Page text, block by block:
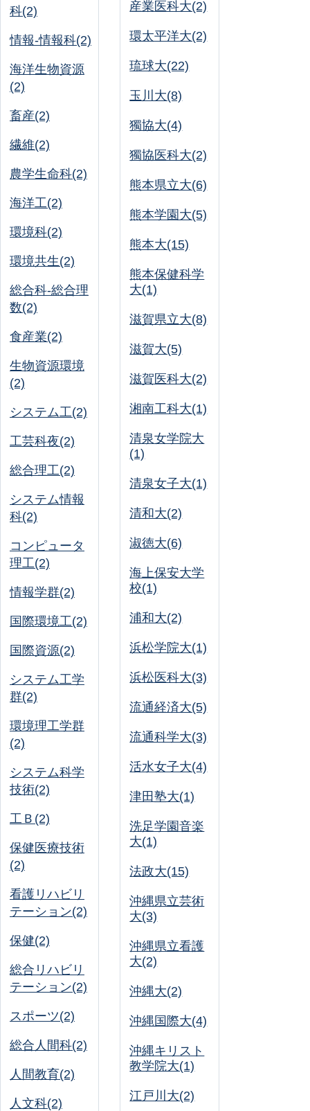
科(2)
情報-情報科(2)
海洋生物資源
(2)
畜産(2)
繊維(2)
農学生命科(2)
海洋工(2)
環境科(2)
環境共生(2)
総合科-総合理
数(2)
食産業(2)
生物資源環境
(2)
システム工(2)
工芸科夜(2)
総合理工(2)
システム情報
科(2)
コンピュータ
理工(2)
情報学群(2)
国際環境工(2)
国際資源(2)
システム工学
群(2)
環境理工学群
(2)
システム科学
技術(2)
工Ｂ(2)
保健医療技術
(2)
看護リハビリ
テーション(2)
保健(2)
総合リハビリ
テーション(2)
スポーツ(2)
総合人間科(2)
人間教育(2)
人文科(2)
産業医科大(2)
環太平洋大(2)
琉球大(22)
玉川大(8)
獨協大(4)
獨協医科大(2)
熊本県立大(6)
熊本学園大(5)
熊本大(15)
熊本保健科学
大(1)
滋賀県立大(8)
滋賀大(5)
滋賀医科大(2)
湘南工科大(1)
清泉女学院大
(1)
清泉女子大(1)
清和大(2)
淑徳大(6)
海上保安大学
校(1)
浦和大(2)
浜松学院大(1)
浜松医科大(3)
流通経済大(5)
流通科学大(3)
活水女子大(4)
津田塾大(1)
洗足学園音楽
大(1)
法政大(15)
沖縄県立芸術
大(3)
沖縄県立看護
大(2)
沖縄大(2)
沖縄国際大(4)
沖縄キリスト
教学院大(1)
江戸川大(2)